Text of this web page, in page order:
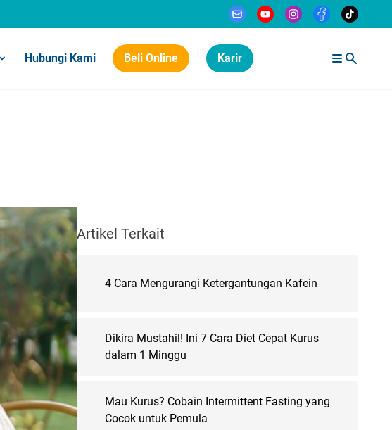
Hubungi Kami Beli Online Karir
Artikel Terkait
4 Cara Mengurangi Ketergantungan Kafein
Dikira Mustahil! Ini 7 Cara Diet Cepat Kurus
dalam 1 Minggu
Mau Kurus? Cobain Intermittent Fasting yang
Cocok untuk Pemula